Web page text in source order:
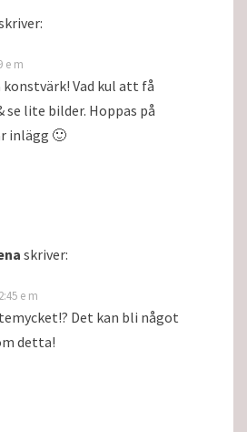
e m
konstvärk! Vad kul att få
se lite bilder. Hoppas på
inlägg 🙂
skriver:
e m
Det kan bli något
detta!